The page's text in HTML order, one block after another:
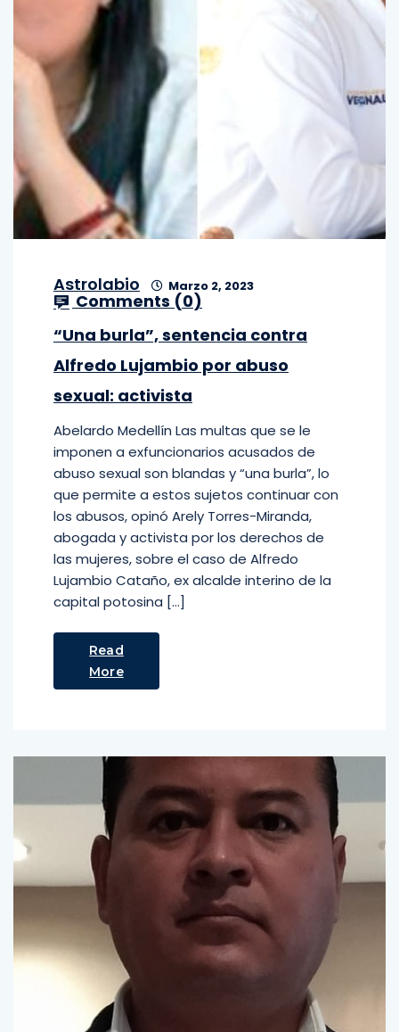
Astrolabio Marzo 2, 2023
Comments (0)
“Una burla”, sentencia contra
Alfredo Lujambio por abuso
sexual: activista
Abelardo Medellín Las multas que se le
imponen a exfuncionarios acusados de
abuso sexual son blandas y “una burla”, lo
que permite a estos sujetos continuar con
los abusos, opinó Arely Torres-Miranda,
abogada y activista por los derechos de
las mujeres, sobre el caso de Alfredo
Lujambio Cataño, ex alcalde interino de la
capital potosina […]
Read
More